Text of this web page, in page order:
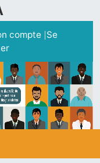
compte de
compte Se